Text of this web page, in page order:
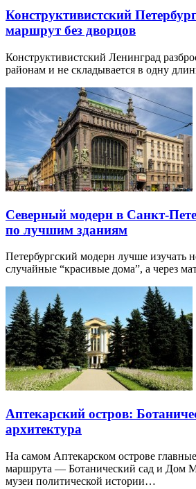
Конструктивистский
маршрут без дворцов
Конструктивистский Ленинград
районам и не складывается в одну
Северный модерн в Санкт-
по лучшим зданиям
Петербургский модерн лучше изучать
случайные “красивые дома”, а через
Аптекарский остров:
архитектура
На самом Аптекарском острове
маршрута — Ботанический сад и Дом
музеи политической истории…